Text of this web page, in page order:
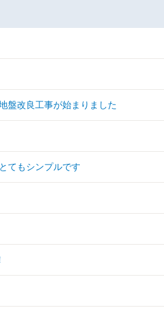
盤改良工事が始まりました
てもシンプルです